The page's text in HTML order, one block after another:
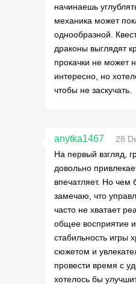
начинаешь
механика может
однообразной.
драконы выглядят
прокачки не может
интересно, но
чтобы не заскучать.
anytka1467
28
На первый взгляд,
довольно
впечатляет. Но
замечаю, что
часто не хватает
общее восприятие
стабильность игры
сюжетом и
провести время с
хотелось бы